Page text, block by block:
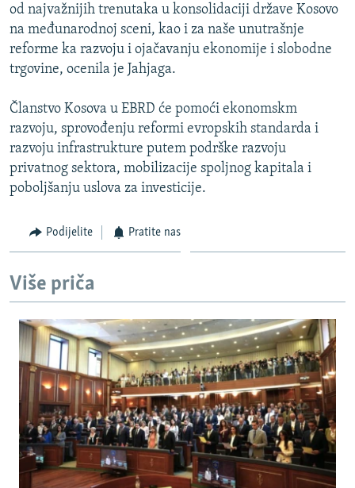
VIŠE OD NASLOVA
GENOCID U SREBRENICI
POPLAVE I KLIZIŠTA U BIH 2024.
TV LIBERTY
POST SCRIPTUM
MOJA EVROPA
TRI DECENIJE OD RATA U BIH
PRATITE NAS
Sve RFE/RL stranice
od najvažnijih trenutaka u konsolidaciji države Kosovo
na međunarodnoj sceni, kao i za naše unutrašnje
reforme ka razvoju i ojačavanju ekonomije i slobodne
trgovine, ocenila je Jahjaga.
Članstvo Kosova u EBRD će pomoći ekonomskm
razvoju, sprovođenju reformi evropskih standarda i
razvoju infrastrukture putem podrške razvoju
privatnog sektora, mobilizacije spoljnog kapitala i
poboljšanju uslova za investicije.
Podijelite Pratite nas
Više priča